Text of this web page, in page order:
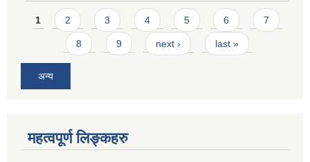
Pages
1 2 3 4 5 6 7
8 9 next › last »
अन्य
महत्वपूर्ण लिङ्कहरु